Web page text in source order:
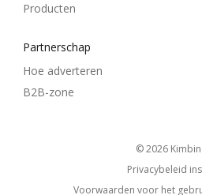
Producten
Partnerschap
Hoe adverteren
B2B-zone
© 2026
Privacybeleid
Voorwaarden voor het